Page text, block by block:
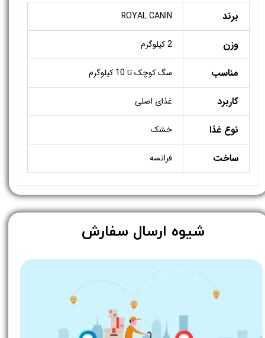
برند ROYAL CANIN
وزن 2 کیلوگرم
مناسب سگ کوچک تا 10 کیلوگرم
کاربرد غذای اصلی
نوع غذا خشک
ساخت فرانسه
​شیوه ارسال سفارش